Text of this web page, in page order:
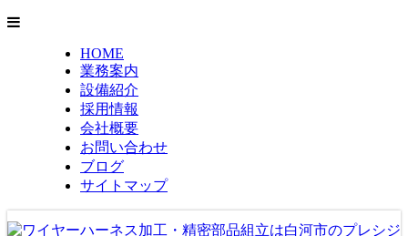
HOME
業務案内
設備紹介
採用情報
会社概要
お問い合わせ
ブログ
サイトマップ